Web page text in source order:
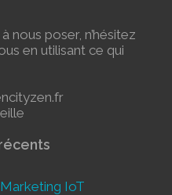
nous poser, n’hésitez
en utilisant ce qui
IoT